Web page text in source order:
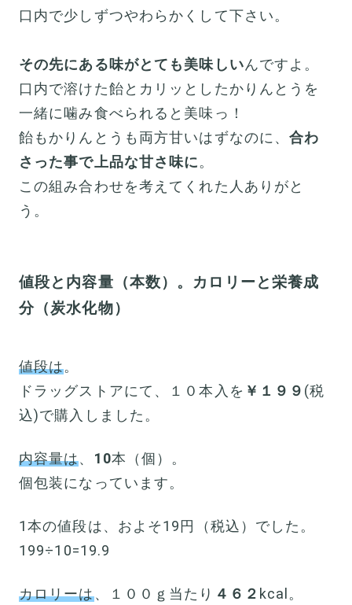
口内で少しずつやわらかくして下さい。
その先にある味がとても美味しいんですよ。
口内で溶けた飴とカリッとしたかりんとうを
一緒に噛み食べられると美味っ！
飴もかりんとうも両方甘いはずなのに、合わ
さった事で上品な甘さ味に。
この組み合わせを考えてくれた人ありがと
う。
値段と内容量（本数）。カロリーと栄養成
分（炭水化物）
値段は。
ドラッグストアにて、１０本入を ￥１９９ (税
込)で購入しました。
内容量は、 10本（個）。
個包装になっています。
1本の値段は、およそ19円（税込）でした。
199÷10=19.9
カロリーは、１００ｇ当たり ４６２ kcal。